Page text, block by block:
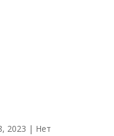
2023 | Нет